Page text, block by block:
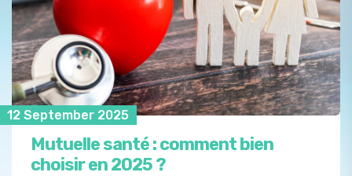
12 September 2025
Mutuelle santé : comment bien
choisir en 2025 ?